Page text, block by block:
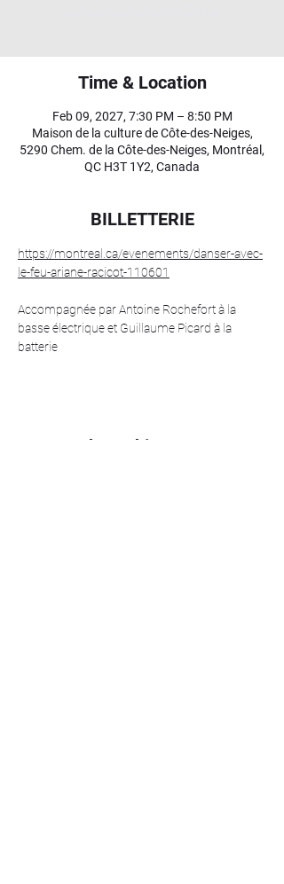
Time & Location
Feb 09, 2027, 7:30 PM – 8:50 PM
Maison de la culture de Côte-des-Neiges,
5290 Chem. de la Côte-des-Neiges, Montréal,
QC H3T 1Y2, Canada
BILLETTERIE
https://montreal.ca/evenements/danser-avec-
le-feu-ariane-racicot-110601
Accompagnée par Antoine Rochefort à la
basse électrique et Guillaume Picard à la
batterie
Share this event